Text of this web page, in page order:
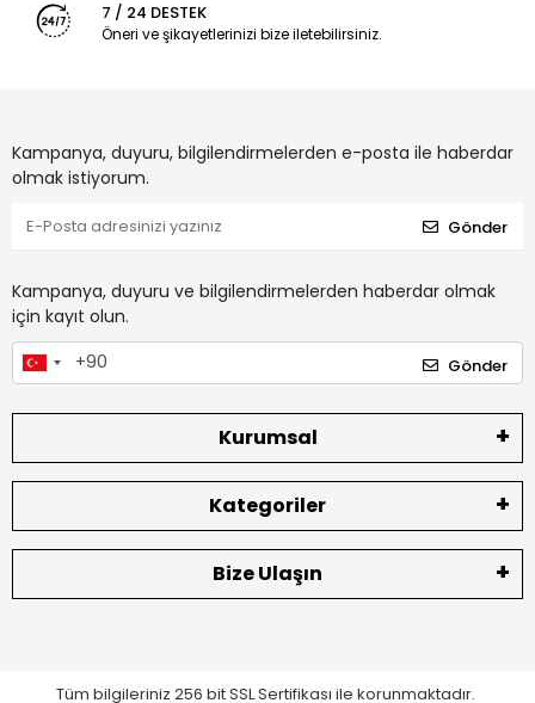
7 / 24 DESTEK
Öneri ve şikayetlerinizi bize iletebilirsiniz.
Kampanya, duyuru, bilgilendirmelerden e-posta ile haberdar
olmak istiyorum.
Gönder
Kampanya, duyuru ve bilgilendirmelerden haberdar olmak
için kayıt olun.
Gönder
Kurumsal
Kategoriler
Bize Ulaşın
Tüm bilgileriniz 256 bit SSL Sertifikası ile korunmaktadır.